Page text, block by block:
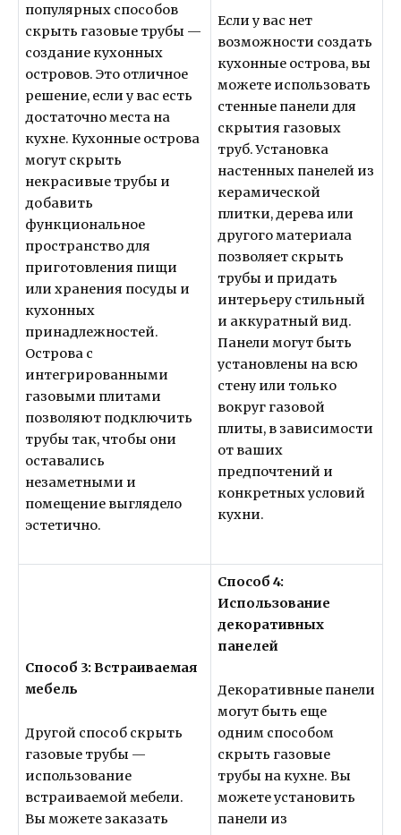
популярных способов
скрыть газовые трубы —
создание кухонных
островов. Это отличное
решение, если у вас есть
достаточно места на
кухне. Кухонные острова
могут скрыть
некрасивые трубы и
добавить
функциональное
пространство для
приготовления пищи
или хранения посуды и
кухонных
принадлежностей.
Острова с
интегрированными
газовыми плитами
позволяют подключить
трубы так, чтобы они
оставались
незаметными и
помещение выглядело
эстетично.
Если у вас нет
возможности создать
кухонные острова, вы
можете использовать
стенные панели для
скрытия газовых
труб. Установка
настенных панелей из
керамической
плитки, дерева или
другого материала
позволяет скрыть
трубы и придать
интерьеру стильный
и аккуратный вид.
Панели могут быть
установлены на всю
стену или только
вокруг газовой
плиты, в зависимости
от ваших
предпочтений и
конкретных условий
кухни.
Способ 3: Встраиваемая
мебель
Другой способ скрыть
газовые трубы —
использование
встраиваемой мебели.
Вы можете заказать
Способ 4:
Использование
декоративных
панелей
Декоративные панели
могут быть еще
одним способом
скрыть газовые
трубы на кухне. Вы
можете установить
панели из